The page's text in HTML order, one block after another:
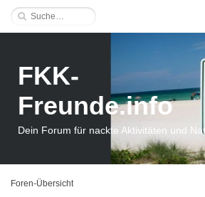
FKK-
Freunde.info
Dein Forum für nackte Aktivitäten und
Foren-Übersicht